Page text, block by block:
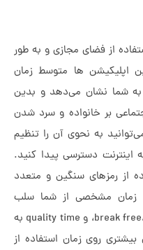
مجازی و به طور
ها متوسط زمان
می‌دهد و بدین
و سرد شدن
نحوی آن را تنظیم
پیدا کنید.
سنگین و متعدد
از شما سلب
می‌کنند.اپلیکیشن break free، apdetox، instant، و quality time به
زمان استفاده از